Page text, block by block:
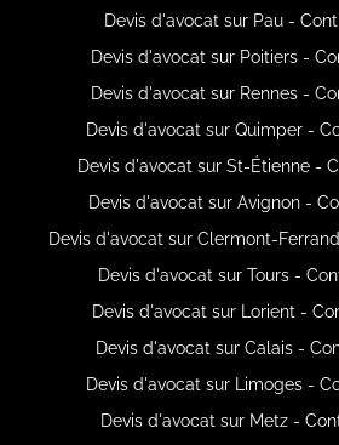
Devis d'avocat sur Pau -
Devis d'avocat sur Poitiers -
Devis d'avocat sur Rennes -
Devis d'avocat sur Quimper -
Devis d'avocat sur St-Étienne -
Devis d'avocat sur Avignon -
Devis d'avocat sur Clermont-
Devis d'avocat sur Tours -
Devis d'avocat sur Lorient -
Devis d'avocat sur Calais -
Devis d'avocat sur Limoges -
Devis d'avocat sur Metz -